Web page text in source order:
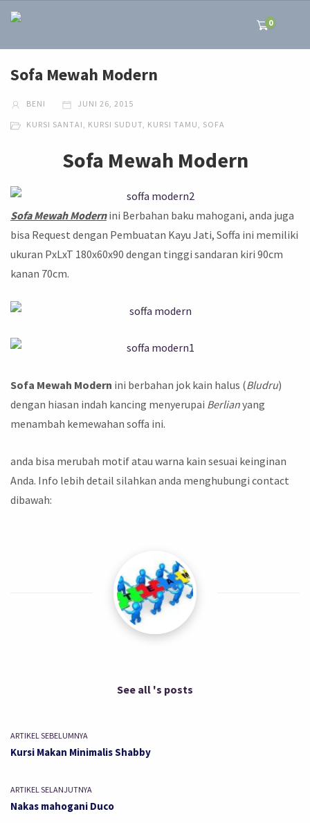
0
Sofa Mewah Modern
BENI JUNI 26, 2015
KURSI SANTAI, KURSI SUDUT, KURSI TAMU, SOFA
Sofa Mewah Modern
Sofa Mewah Modernini Berbahan baku mahogani, anda juga
bisa Request dengan Pembuatan Kayu Jati, Soffa ini memiliki
ukuran PxLxT 180x60x90 dengan tinggi sandaran kiri 90cm
kanan 70cm.
Sofa Mewah Modern ini berbahan jok kain halus (Bludru)
dengan hiasan indah kancing menyerupai Berlianyang
menambah kemewahan soffa ini.
anda bisa merubah motif atau warna kain sesuai keinginan
Anda. Info lebih detail silahkan anda menghubungi contact
dibawah:
See all 's posts
ARTIKEL SEBELUMNYA
Kursi Makan Minimalis Shabby
ARTIKEL SELANJUTNYA
Nakas mahogani Duco